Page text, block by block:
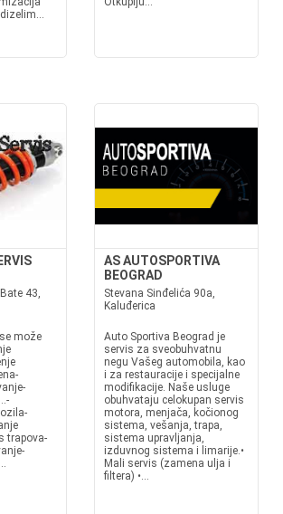
43,
može
trapova-
AS AUTOSPORTIVA
BEOGRAD
Stevana Sinđelića 90a,
Kaluđerica
Auto Sportiva Beograd je
servis za sveobuhvatnu
negu Vašeg automobila, kao
i za restauracije i specijalne
modifikacije. Naše usluge
obuhvataju celokupan servis
motora, menjača, kočionog
sistema, vešanja, trapa,
sistema upravljanja,
izduvnog sistema i limarije.•
Mali servis (zamena ulja i
filtera) •...